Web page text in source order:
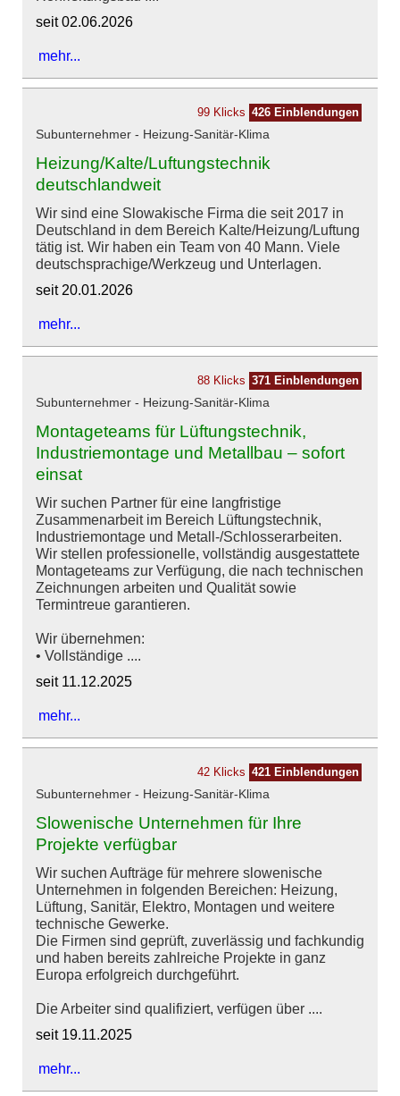
seit 02.06.2026
mehr...
99 Klicks 426 Einblendungen
Subunternehmer - Heizung-Sanitär-Klima
Heizung/Kalte/Luftungstechnik
deutschlandweit
Wir sind eine Slowakische Firma die seit 2017 in
Deutschland in dem Bereich Kalte/Heizung/Luftung
tätig ist. Wir haben ein Team von 40 Mann. Viele
deutschsprachige/Werkzeug und Unterlagen.
seit 20.01.2026
mehr...
88 Klicks 371 Einblendungen
Subunternehmer - Heizung-Sanitär-Klima
Montageteams für Lüftungstechnik,
Industriemontage und Metallbau – sofort
einsat
Wir suchen Partner für eine langfristige
Zusammenarbeit im Bereich Lüftungstechnik,
Industriemontage und Metall-/Schlosserarbeiten.
Wir stellen professionelle, vollständig ausgestattete
Montageteams zur Verfügung, die nach technischen
Zeichnungen arbeiten und Qualität sowie
Termintreue garantieren.
Wir übernehmen:
• Vollständige ....
seit 11.12.2025
mehr...
42 Klicks 421 Einblendungen
Subunternehmer - Heizung-Sanitär-Klima
Slowenische Unternehmen für Ihre
Projekte verfügbar
Wir suchen Aufträge für mehrere slowenische
Unternehmen in folgenden Bereichen: Heizung,
Lüftung, Sanitär, Elektro, Montagen und weitere
technische Gewerke.
Die Firmen sind geprüft, zuverlässig und fachkundig
und haben bereits zahlreiche Projekte in ganz
Europa erfolgreich durchgeführt.
Die Arbeiter sind qualifiziert, verfügen über ....
seit 19.11.2025
mehr...